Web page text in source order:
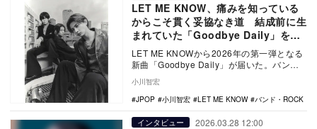
LET ME KNOW、痛みを知っている
からこそ貫く妥協なき道 結成前に生
まれていた「Goodbye Daily」を今
届ける理由
LET ME KNOWから2026年の第一弾となる
新曲「Goodbye Daily」が届いた。バンド
結成前に書かれた大事な1曲と…
小川智宏
JPOP
小川智宏 LET ME KNOW バンド・ROCK
インタビュー 2026.03.28 12:00